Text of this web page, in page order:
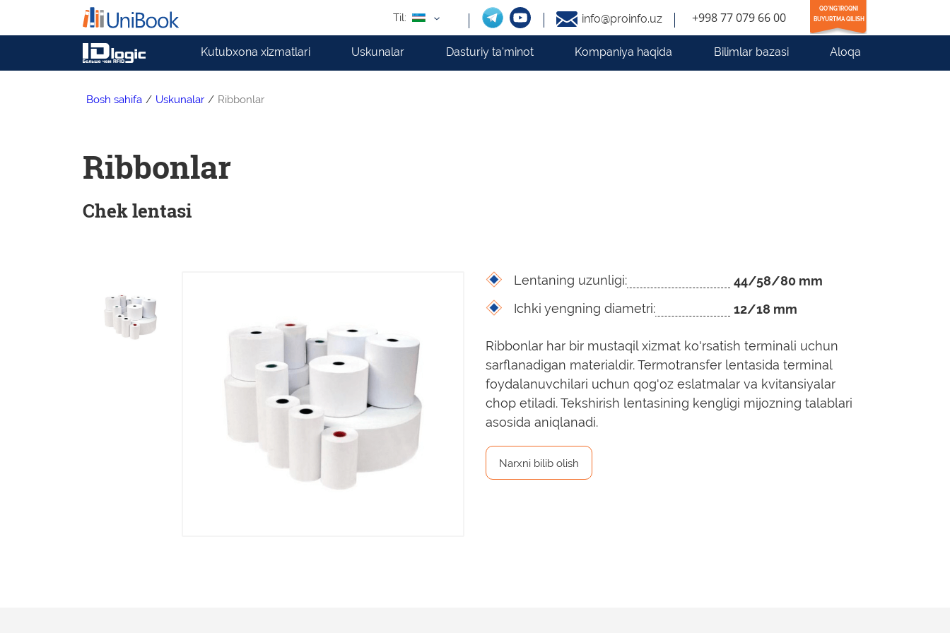
Til: info@proinfo.uz +998 77 079 66 00
QO'NG'IROQNI
BUYURTMA QILISH
Kutubxona xizmatlari Uskunalar Dasturiy ta'minot Kompaniya haqida Bilimlar bazasi Aloqa
Bosh sahifa / Uskunalar / Ribbonlar
Ribbonlar
Chek lentasi
Lentaning uzunligi:
44/58/80 mm
Ichki yengning diametri:
12/18 mm
Ribbonlar har bir mustaqil xizmat ko'rsatish terminali uchun
sarflanadigan materialdir. Termotransfer lentasida terminal
foydalanuvchilari uchun qog'oz eslatmalar va kvitansiyalar
chop etiladi. Tekshirish lentasining kengligi mijozning talablari
asosida aniqlanadi.
Narxni bilib olish